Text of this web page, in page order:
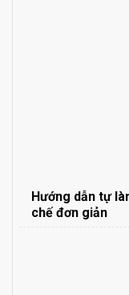
Hướng dẫn tự
chế đơn giản